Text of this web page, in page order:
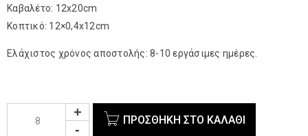
Καβαλέτο: 12x20cm
Κοπτικό: 12×0,4x12cm
Ελάχιστος χρόνος αποστολής: 8-10 εργάσιμες ημέρες.
ΠΡΟΣΘΉΚΗ ΣΤΟ ΚΑΛΆΘΙ